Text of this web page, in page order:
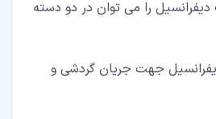
را می توان در دو دسته
جهت جریان گردشی و